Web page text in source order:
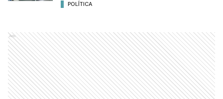
POLÍTICA
Ads